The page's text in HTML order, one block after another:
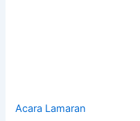
Acara Lamaran